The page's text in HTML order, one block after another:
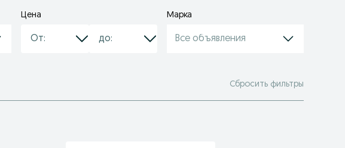
Цена Марка
Все объявления
Сбросить фильтры